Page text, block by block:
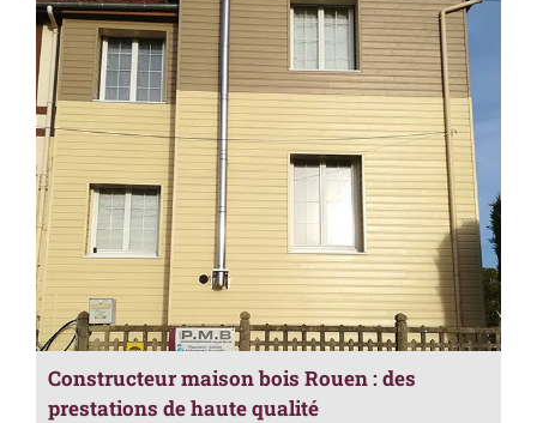
Constructeur maison bois Rouen : des
prestations de haute qualité